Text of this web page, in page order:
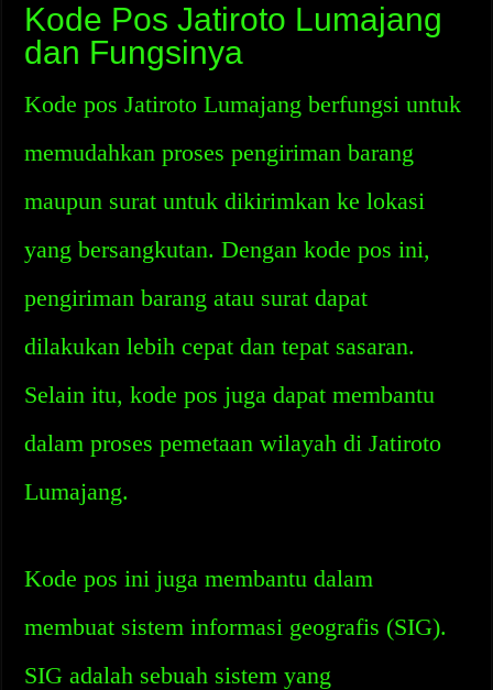
Kode Pos Jatiroto Lumajang
dan Fungsinya
Kode pos Jatiroto Lumajang berfungsi untuk
memudahkan proses pengiriman barang
maupun surat untuk dikirimkan ke lokasi
yang bersangkutan. Dengan kode pos ini,
pengiriman barang atau surat dapat
dilakukan lebih cepat dan tepat sasaran.
Selain itu, kode pos juga dapat membantu
dalam proses pemetaan wilayah di Jatiroto
Lumajang.
Kode pos ini juga membantu dalam
membuat sistem informasi geografis (SIG).
SIG adalah sebuah sistem yang